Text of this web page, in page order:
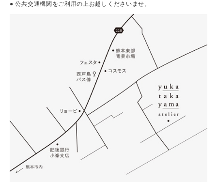
● 公共交通機関をご利用の上お越しくださいませ。